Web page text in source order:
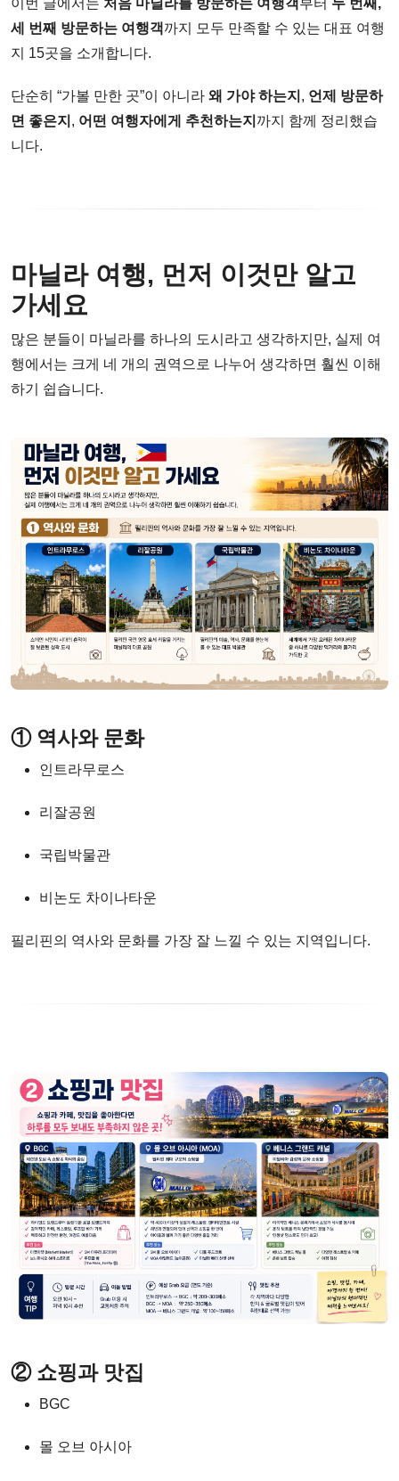
이번 글에서는 처음 마닐라를 방문하는 여행객부터 두 번째,
세 번째 방문하는 여행객까지 모두 만족할 수 있는 대표 여행
지 15곳을 소개합니다.
단순히 “가볼 만한 곳”이 아니라 왜 가야 하는지 , 언제 방문하
면 좋은지 , 어떤 여행자에게 추천하는지 까지 함께 정리했습
니다.
마닐라 여행, 먼저 이것만 알고
가세요
많은 분들이 마닐라를 하나의 도시라고 생각하지만, 실제 여
행에서는 크게 네 개의 권역으로 나누어 생각하면 훨씬 이해
하기 쉽습니다.
① 역사와 문화
인트라무로스
리잘공원
국립박물관
비논도 차이나타운
필리핀의 역사와 문화를 가장 잘 느낄 수 있는 지역입니다.
② 쇼핑과 맛집
BGC
몰 오브 아시아